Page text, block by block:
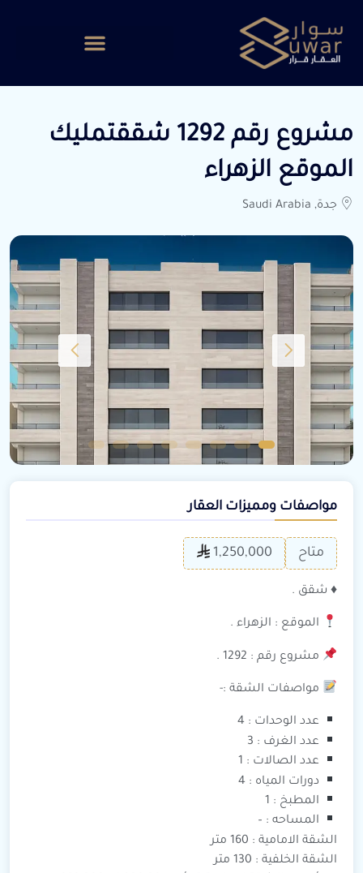
مشروع رقم 1292 شققتمليك
الموقع الزهراء
جدة, Saudi Arabia
مواصفات ومميزات العقار
متاح 1,250,000
♦️ شقق .
الموقع : الزهراء .
مشروع رقم : 1292 .
مواصفات الشقة :-
عدد الوحدات : 4
عدد الغرف : 3
عدد الصالات : 1
دورات المياه : 4
المطبخ : 1
المساحه : –
الشقة الامامية : 160 متر
الشقة الخلفية : 130 متر